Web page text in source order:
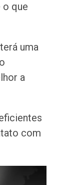
o que
uma
a
com